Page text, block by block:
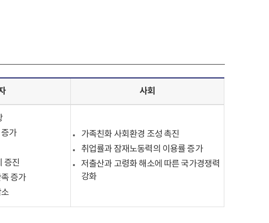
사회
가
증진
증가
가족친화 사회환경 조성 촉진
취업률과 잠재노동력의 이용률 증가
저출산과 고령화 해소에 따른 국가경쟁력
강화